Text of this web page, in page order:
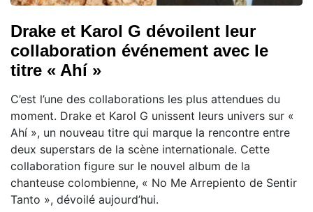
Drake et Karol G dévoilent leur
collaboration événement avec le
titre « Ahí »
C’est l’une des collaborations les plus attendues du
moment. Drake et Karol G unissent leurs univers sur «
Ahí », un nouveau titre qui marque la rencontre entre
deux superstars de la scène internationale. Cette
collaboration figure sur le nouvel album de la
chanteuse colombienne, « No Me Arrepiento de Sentir
Tanto », dévoilé aujourd’hui.